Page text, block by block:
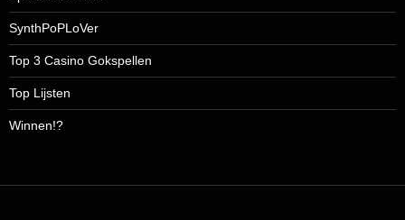
SynthPoPLoVer
Top 3 Casino Gokspellen
Top Lijsten
Winnen!?